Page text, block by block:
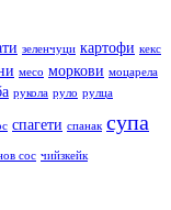
зеленчуци картофи кекс
месо моркови моцарела
рукола руло рулца
спагети спанак супа
сос чийзкейк